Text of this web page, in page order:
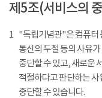
제5조(서비스의
1 "독립기념관"은 컴퓨터
통신의 두절 등의 사유
중단할 수 있고, 새로운
적절하다고 판단하는 사
중단할 수 있습니다.